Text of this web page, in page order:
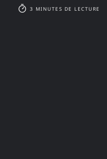
3 MINUTES DE LECTURE